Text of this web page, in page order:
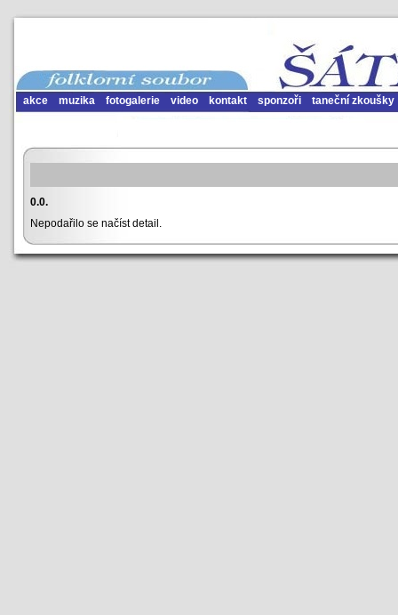
akce muzika fotogalerie video kontakt sponzoři taneční zkoušky
0.0.
Nepodařilo se načíst detail.